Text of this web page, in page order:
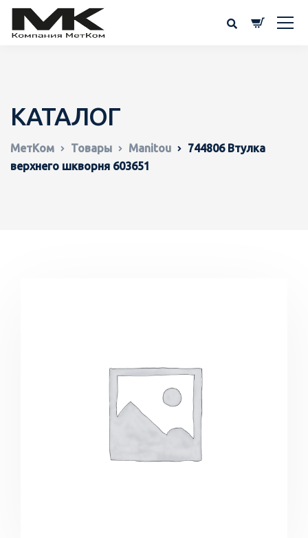
КАТАЛОГ
МетКом Товары Manitou
744806 Втулка
верхнего шкворня 603651